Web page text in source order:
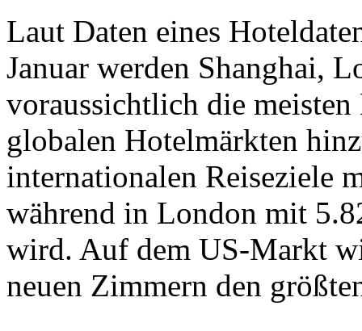
Laut Daten eines
Januar werden Shanghai,
voraussichtlich die
globalen Hotelmärkten
internationalen Reiseziele
während in London mit
wird. Auf dem US-Markt
neuen Zimmern den